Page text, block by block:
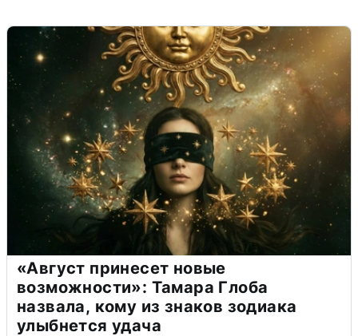
«Август принесет новые
возможности»: Тамара Глоба
назвала, кому из знаков зодиака
улыбнется удача